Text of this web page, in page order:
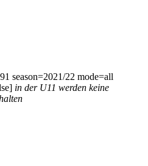
season=2021/22 mode=all
in der U11 werden keine